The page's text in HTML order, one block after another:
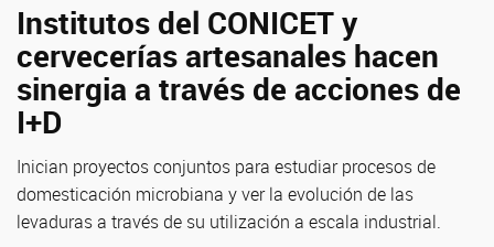
Institutos del CONICET y
cervecerías artesanales hacen
sinergia a través de acciones de
I+D
Inician proyectos conjuntos para estudiar procesos de
domesticación microbiana y ver la evolución de las
levaduras a través de su utilización a escala industrial.